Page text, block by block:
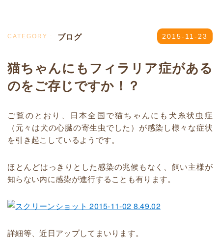
ブログ 2015-11-23
猫ちゃんにもフィラリア症がある
のをご存じですか！？
ご覧のとおり、日本全国で猫ちゃんにも犬糸状虫症
（元々は犬の心臓の寄生虫でした）が感染し様々な症状
を引き起こしているようです。
ほとんどはっきりとした感染の兆候もなく、飼い主様が
知らない内に感染が進行することも有ります。
詳細等、近日アップしてまいります。